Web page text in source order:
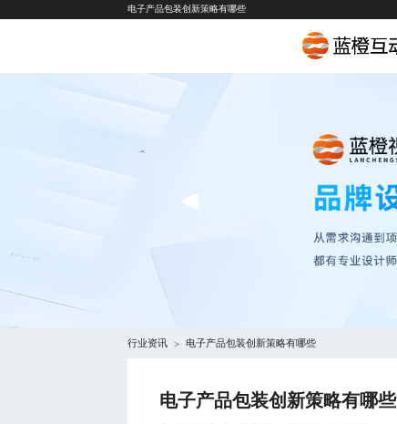
电子产品包装创新策略有哪些
行业资讯 > 电子产品包装创新策略有哪些
电子产品包装创新策略有哪些